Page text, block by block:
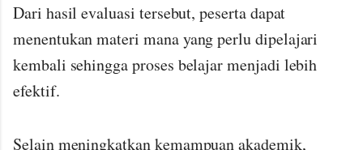
Dari hasil evaluasi tersebut, peserta dapat
menentukan materi mana yang perlu dipelajari
kembali sehingga proses belajar menjadi lebih
efektif.
Selain meningkatkan kemampuan akademik,